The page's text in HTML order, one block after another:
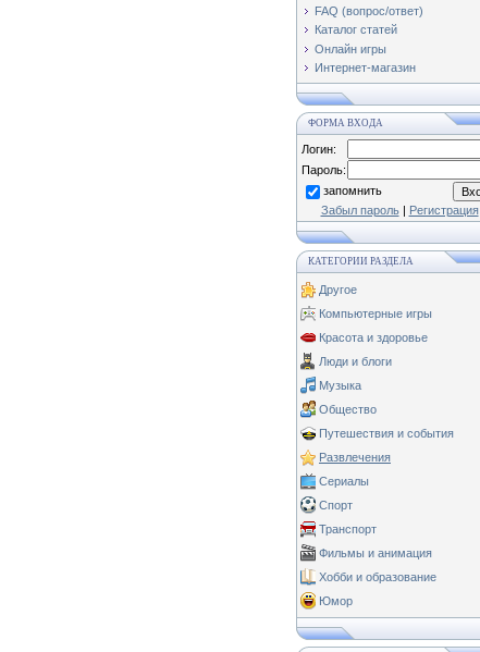
FAQ (вопрос/ответ)
Каталог статей
Онлайн игры
Интернет-магазин
ФОРМА ВХОДА
Логин:
Пароль:
запомнить
Забыл пароль| Регистрация
КАТЕГОРИИ РАЗДЕЛА
Другое
Компьютерные игры
Красота и здоровье
Люди и блоги
Музыка
Общество
Путешествия и события
Развлечения
Сериалы
Спорт
Транспорт
Фильмы и анимация
Хобби и образование
Юмор